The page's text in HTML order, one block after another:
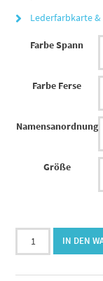
Lederfarbkarte
Farbe Spann
Farbe Ferse
Namensanordnung
Größe
Lederpuschen
Waschbär
IN DEN